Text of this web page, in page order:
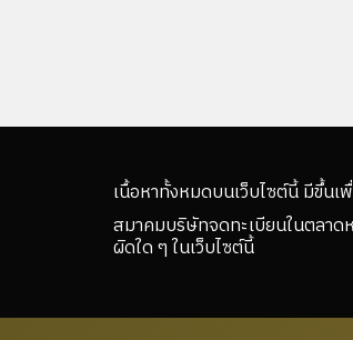
เนื้อหาทั้งหมดบนเว็บไซต์นี้ มีขึ้น
สมาคมบริษัทจดทะเบียนในตลาด
ผิดใด ๆ ในเว็บไซต์นี้